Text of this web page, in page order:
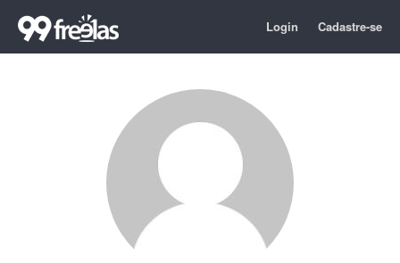
Login Cadastre-se